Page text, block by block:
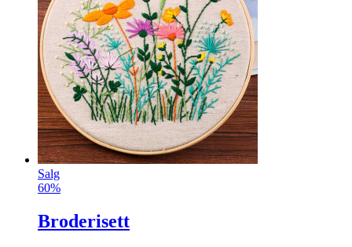
Salg
60%
Broderisett